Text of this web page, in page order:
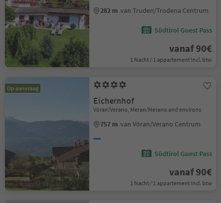
282 m van Truden/Trodena Centrum
Südtirol Guest Pass
vanaf 90€
1 Nacht / 1 appartement Incl. btw
Op aanvraag
Eichernhof
Vöran/Verano, Meran/Merano and environs
757 m van Vöran/Verano Centrum
Südtirol Guest Pass
vanaf 90€
1 Nacht / 1 appartement Incl. btw